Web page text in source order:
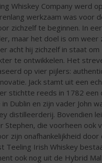
Whiskey Company werd
werkzaam was voor
zichzelf te beginnen. In
maar het doel is om weer
acht hij zichzelf in staat
te ontwikkelen. Het
op vier pijlers:
Jack stamt uit een
stichtte reeds in 1782 een
in Dublin en zijn vader John
distilleerderij. Bovendien
Stephen, die voorheen ook
zijn onafhankelijkheid
Teeling Irish Whiskey
ook nog uit de Hybrid